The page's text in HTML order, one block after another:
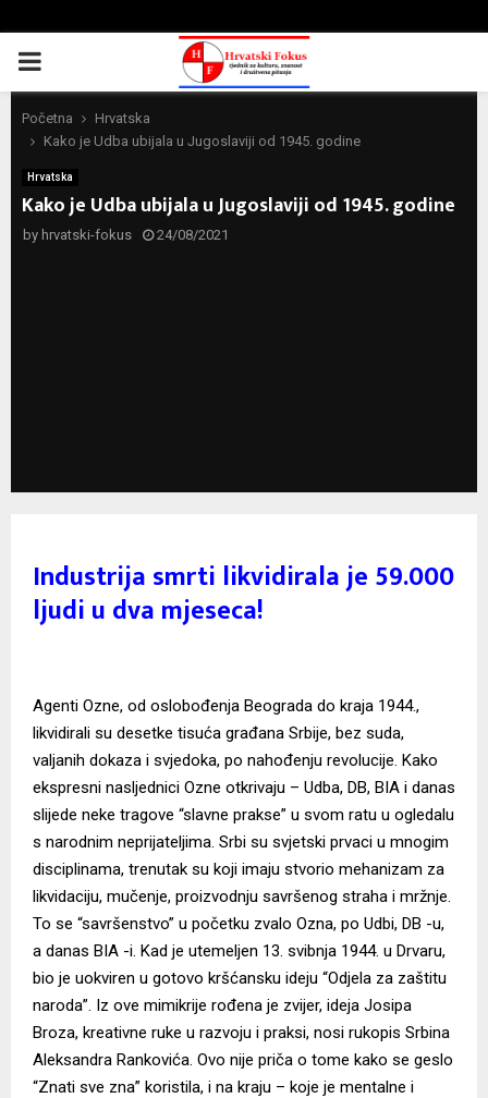
PRIMARY
MENU
Početna
Hrvatska
Kako je Udba ubijala u Jugoslaviji od 1945. godine
Hrvatska
Kako je Udba ubijala u Jugoslaviji od 1945. godine
by hrvatski-fokus 24/08/2021
Industrija smrti likvidirala je 59.000
ljudi u dva mjeseca!
Agenti Ozne, od oslobođenja Beograda do kraja 1944.,
likvidirali su desetke tisuća građana Srbije, bez suda,
valjanih dokaza i svjedoka, po nahođenju revolucije. Kako
ekspresni nasljednici Ozne otkrivaju – Udba, DB, BIA i danas
slijede neke tragove “slavne prakse” u svom ratu u ogledalu
s narodnim neprijateljima. Srbi su svjetski prvaci u mnogim
disciplinama, trenutak su koji imaju stvorio mehanizam za
likvidaciju, mučenje, proizvodnju savršenog straha i mržnje.
To se “savršenstvo” u početku zvalo Ozna, po Udbi, DB -u,
a danas BIA -i. Kad je utemeljen 13. svibnja 1944. u Drvaru,
bio je uokviren u gotovo kršćansku ideju “Odjela za zaštitu
naroda”. Iz ove mimikrije rođena je zvijer, ideja Josipa
Broza, kreativne ruke u razvoju i praksi, nosi rukopis Srbina
Aleksandra Rankovića. Ovo nije priča o tome kako se geslo
“Znati sve zna” koristila, i na kraju – koje je mentalne i